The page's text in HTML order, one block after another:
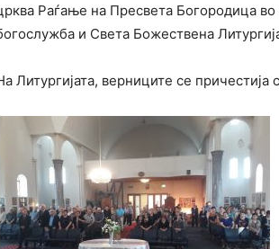
Раѓање на Пресвета Богородица
и Света Божествена
Литургијата, верниците се причестија